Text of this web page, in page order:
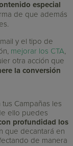
especial
de que además
y el tipo de
mejorar los CTA,
otra acción que
la conversión
Campañas les
ello puedes
profundidad los
que decantará en
de manera